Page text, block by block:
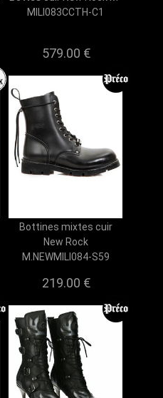
MILI083CCTH-C1
579.00 €
Bottines mixtes cuir
New Rock
M.NEWMILI084-S59
219.00 €